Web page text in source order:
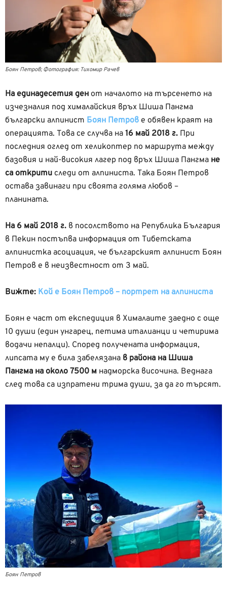
Боян Петров; Фотография: Тихомир Рачев
На единадесетия ден от началото на търсенето на
изчезналия под хималайския връх Шиша Пангма
български алпинист Боян Петров е обявен краят на
операцията. Това се случва на 16 май 2018 г. При
последния оглед от хеликоптер по маршрута между
базовия и най-високия лагер под връх Шиша Пангма не
са открити следи от алпиниста. Така Боян Петров
остава завинаги при своята голяма любов –
планината.
На 6 май 2018 г. в посолството на Република България
в Пекин постъпва информация от Тибетската
алпинистка асоциация, че българският алпинист Боян
Петров е в неизвестност от 3 май.
Вижте: Кой е Боян Петров – портрет на алпиниста
Боян е част от експедиция в Хималаите заедно с още
10 души (един унгарец, петима италианци и четирима
водачи непалци). Според получената информация,
липсата му е била забелязана в района на Шиша
Пангма на около 7500 м надморска височина. Веднага
след това са изпратени трима души, за да го търсят.
Боян Петров